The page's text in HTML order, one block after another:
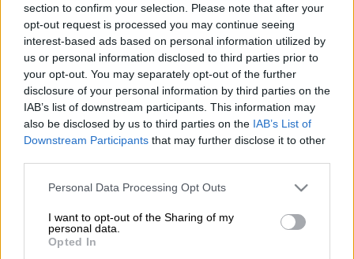
section to confirm your selection. Please note that after your
opt-out request is processed you may continue seeing
interest-based ads based on personal information utilized by
us or personal information disclosed to third parties prior to
your opt-out. You may separately opt-out of the further
disclosure of your personal information by third parties on the
IAB’s list of downstream participants. This information may
also be disclosed by us to third parties on the IAB’s List of
Downstream Participants that may further disclose it to other
Please note that this website/app uses one or more Google
not limited to your visit or usage behaviour. You may click to
grant or deny consent to Google and its third-party tags to
use your data for below specified purposes in below Google
Personal Data Processing Opt Outs
I want to opt-out of the Sharing of my
personal data.
Opted In
Υλικά
2 μέτρια αβοκάντο ξεφλουδισμένα
και κομμένα σε κυβάκια
ο χυμός 1 λεμονιού
1 μεγάλο κρεμμύδι ψιλοκομμένο
1 μέτρια πράσινη πιπεριά
καθαρισμένη και κομμένη